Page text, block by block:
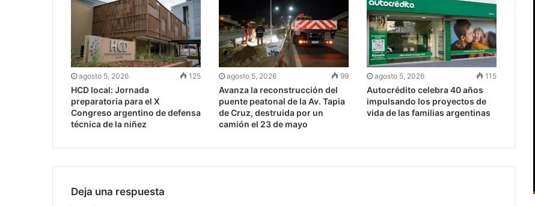
agosto 5, 2026 125
HCD local: Jornada
preparatoria para el X
Congreso argentino de defensa
técnica de la niñez
agosto 5, 2026 99
Avanza la reconstrucción del
puente peatonal de la Av. Tapia
de Cruz, destruida por un
camión el 23 de mayo
agosto 5, 2026 115
Autocrédito celebra 40 años
impulsando los proyectos de
vida de las familias argentinas
Deja una respuesta